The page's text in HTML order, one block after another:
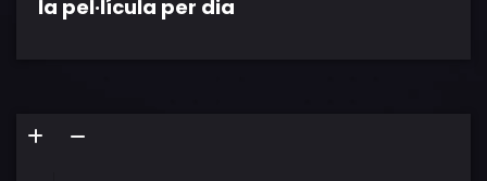
la pel·lícula per dia